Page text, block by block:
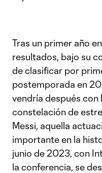
Tras un primer año
resultados, bajo su
de clasificar por
postemporada en
vendría después con
constelación de
Messi, aquella
importante en la
junio de 2023, con
la conferencia, se